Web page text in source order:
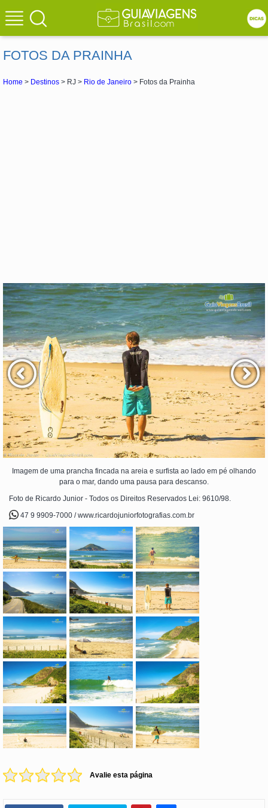
FOTOS DA PRAINHA
Home > Destinos > RJ > Rio de Janeiro > Fotos da Prainha
Imagem de uma prancha fincada na areia e surfista ao lado em pé olhando
para o mar, dando uma pausa para descanso.
Foto de Ricardo Junior - Todos os Direitos Reservados Lei: 9610/98.
47 9 9909-7000 / www.ricardojuniorfotografias.com.br
Avalie esta página